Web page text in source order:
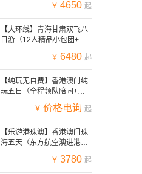
￥ 4650 起
【大环线】青海甘肃双飞八
日游（12人精品小包团+纯
+6晚4钻酒店、青海湖边住
宿）
￥ 6480 起
【纯玩无自费】香港澳门纯
玩五日（全程领队陪同+澳
门往返+精品小团）
￥ 价格电询 起
【乐游港珠澳】香港澳门珠
海五天（东方航空澳进港
￥ 3780 起